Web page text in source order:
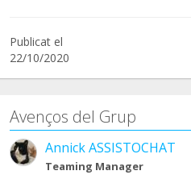
Publicat el
22/10/2020
Avenços del Grup
Annick ASSISTOCHAT
Teaming Manager